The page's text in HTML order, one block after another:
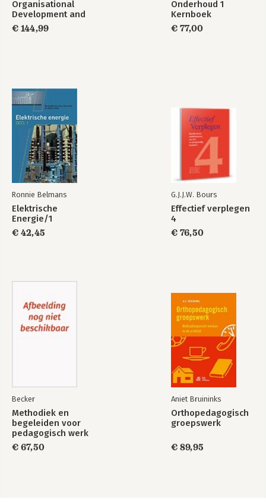
Organisational
Development and
Change
€ 144,99
Onderhoud 1
Kernboek
€ 77,00
Ronnie Belmans
Elektrische
Energie/1
€ 42,45
G.J.J.W. Bours
Effectief verplegen
4
€ 76,50
Becker
Methodiek en
begeleiden voor
pedagogisch werk
(combi)
€ 67,50
Aniet Bruininks
Orthopedagogisch
groepswerk
€ 89,95